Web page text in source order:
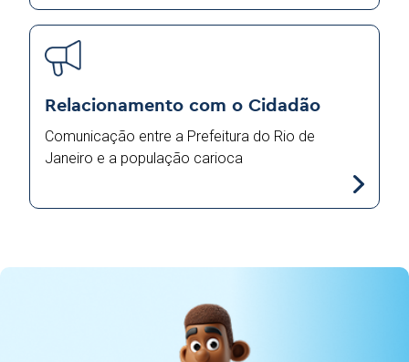
Relacionamento com o Cidadão
Comunicação entre a Prefeitura do Rio de
Janeiro e a população carioca